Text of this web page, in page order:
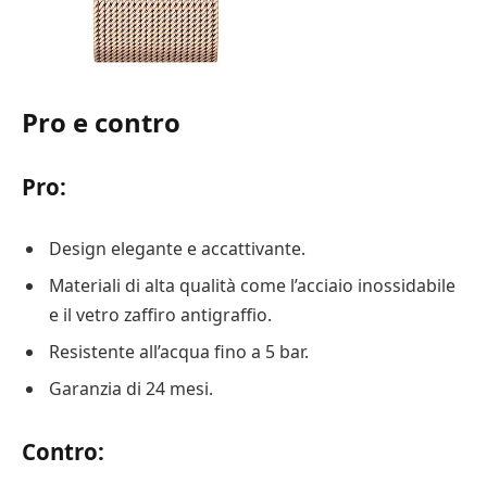
Pro e contro
Pro:
Design elegante e accattivante.
Materiali di alta qualità come l’acciaio inossidabile
e il vetro zaffiro antigraffio.
Resistente all’acqua fino a 5 bar.
Garanzia di 24 mesi.
Contro: